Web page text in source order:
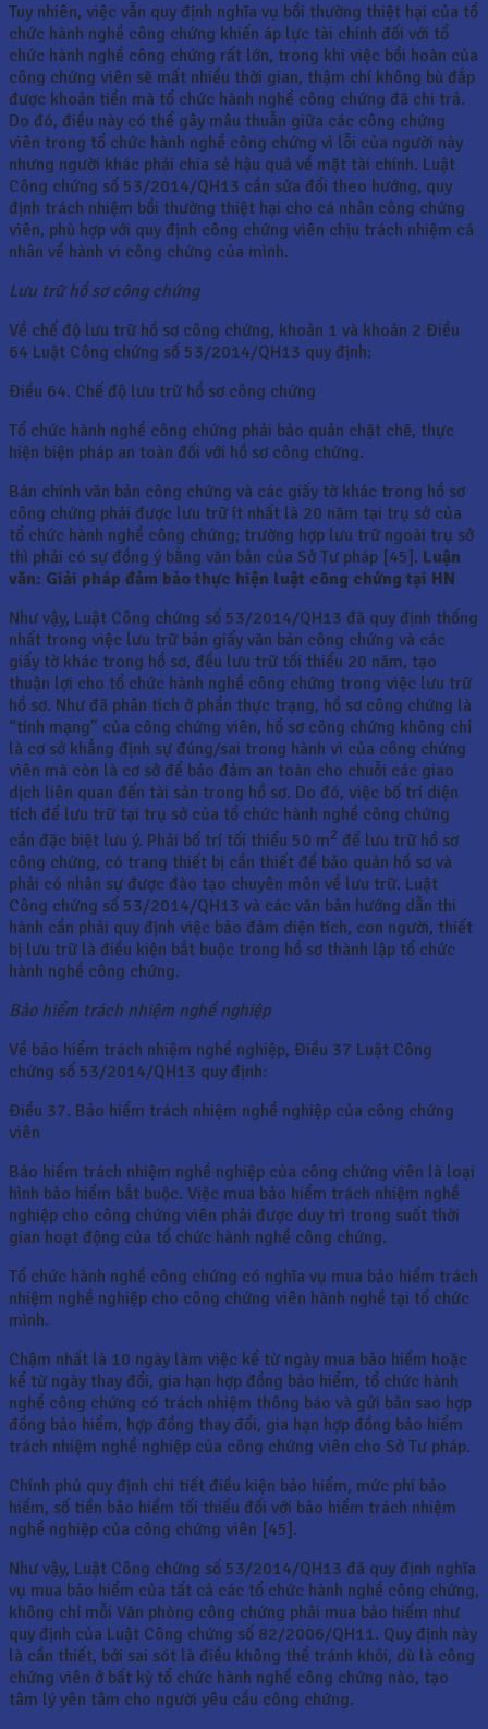
Tuy nhiên, việc vẫn quy định nghĩa vụ bồi thường thiệt hại của tổ
chức hành nghề công chứng khiến áp lực tài chính đối với tổ
chức hành nghề công chứng rất lớn, trong khi việc bồi hoàn của
công chứng viên sẽ mất nhiều thời gian, thậm chí không bù đắp
được khoản tiền mà tổ chức hành nghề công chứng đã chi trả.
Do đó, điều này có thể gây mâu thuẫn giữa các công chứng
viên trong tổ chức hành nghề công chứng vì lỗi của người này
nhưng người khác phải chia sẻ hậu quả về mặt tài chính. Luật
Công chứng số 53/2014/QH13 cần sửa đổi theo hướng, quy
định trách nhiệm bồi thường thiệt hại cho cá nhân công chứng
viên, phù hợp với quy định công chứng viên chịu trách nhiệm cá
nhân về hành vi công chứng của mình.
Lưu trữ hồ sơ công chứng
Về chế độ lưu trữ hồ sơ công chứng, khoản 1 và khoản 2 Điều
64 Luật Công chứng số 53/2014/QH13 quy định:
Điều 64. Chế độ lưu trữ hồ sơ công chứng
Tổ chức hành nghề công chứng phải bảo quản chặt chẽ, thực
hiện biện pháp an toàn đối với hồ sơ công chứng.
Bản chính văn bản công chứng và các giấy tờ khác trong hồ sơ
công chứng phải được lưu trữ ít nhất là 20 năm tại trụ sở của
tổ chức hành nghề công chứng; trường hợp lưu trữ ngoài trụ sở
thì phải có sự đồng ý bằng văn bản của Sở Tư pháp [45]. Luận
văn: Giải pháp đảm bảo thực hiện luật công chứng tại HN
Như vậy, Luật Công chứng số 53/2014/QH13 đã quy định thống
nhất trong việc lưu trữ bản giấy văn bản công chứng và các
giấy tờ khác trong hồ sơ, đều lưu trữ tối thiểu 20 năm, tạo
thuận lợi cho tổ chức hành nghề công chứng trong việc lưu trữ
hồ sơ. Như đã phân tích ở phần thực trạng, hồ sơ công chứng là
“tính mạng” của công chứng viên, hồ sơ công chứng không chỉ
là cơ sở khẳng định sự đúng/sai trong hành vi của công chứng
viên mà còn là cơ sở để bảo đảm an toàn cho chuỗi các giao
dịch liên quan đến tài sản trong hồ sơ. Do đó, việc bố trí diện
tích để lưu trữ tại trụ sở của tổ chức hành nghề công chứng
cần đặc biệt lưu ý. Phải bố trí tối thiểu 50 m2 để lưu trữ hồ sơ
công chứng, có trang thiết bị cần thiết để bảo quản hồ sơ và
phải có nhân sự được đào tạo chuyên môn về lưu trữ. Luật
Công chứng số 53/2014/QH13 và các văn bản hướng dẫn thi
hành cần phải quy định việc bảo đảm diện tích, con người, thiết
bị lưu trữ là điều kiện bắt buộc trong hồ sơ thành lập tổ chức
hành nghề công chứng.
Bảo hiểm trách nhiệm nghề nghiệp
Về bảo hiểm trách nhiệm nghề nghiệp, Điều 37 Luật Công
chứng số 53/2014/QH13 quy định:
Điều 37. Bảo hiểm trách nhiệm nghề nghiệp của công chứng
viên
Bảo hiểm trách nhiệm nghề nghiệp của công chứng viên là loại
hình bảo hiểm bắt buộc. Việc mua bảo hiểm trách nhiệm nghề
nghiệp cho công chứng viên phải được duy trì trong suốt thời
gian hoạt động của tổ chức hành nghề công chứng.
Tổ chức hành nghề công chứng có nghĩa vụ mua bảo hiểm trách
nhiệm nghề nghiệp cho công chứng viên hành nghề tại tổ chức
mình.
Chậm nhất là 10 ngày làm việc kể từ ngày mua bảo hiểm hoặc
kể từ ngày thay đổi, gia hạn hợp đồng bảo hiểm, tổ chức hành
nghề công chứng có trách nhiệm thông báo và gửi bản sao hợp
đồng bảo hiểm, hợp đồng thay đổi, gia hạn hợp đồng bảo hiểm
trách nhiệm nghề nghiệp của công chứng viên cho Sở Tư pháp.
Chính phủ quy định chi tiết điều kiện bảo hiểm, mức phí bảo
hiểm, số tiền bảo hiểm tối thiểu đối với bảo hiểm trách nhiệm
nghề nghiệp của công chứng viên [45].
Như vậy, Luật Công chứng số 53/2014/QH13 đã quy định nghĩa
vụ mua bảo hiểm của tất cả các tổ chức hành nghề công chứng,
không chỉ mỗi Văn phòng công chứng phải mua bảo hiểm như
quy định của Luật Công chứng số 82/2006/QH11. Quy định này
là cần thiết, bởi sai sót là điều không thể tránh khỏi, dù là công
chứng viên ở bất kỳ tổ chức hành nghề công chứng nào, tạo
tâm lý yên tâm cho người yêu cầu công chứng.